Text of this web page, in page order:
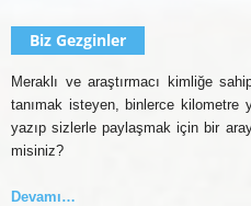
Biz Gezginler
Meraklı ve araştırmacı kimliğe
tanımak isteyen, binlerce kilometre
yazıp sizlerle paylaşmak için bir
misiniz?
Devamı…